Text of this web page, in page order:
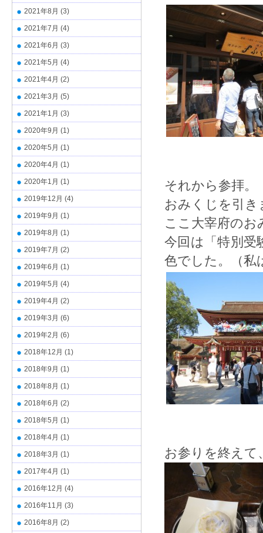
それから参拝。
おみくじを引
ここ大宰府の
今回は「特別受
色でした。（
お参りを終えて
2021年8月 (3)
2021年7月 (4)
2021年6月 (3)
2021年5月 (4)
2021年4月 (2)
2021年3月 (5)
2021年1月 (3)
2020年9月 (1)
2020年5月 (1)
2020年4月 (1)
2020年1月 (1)
2019年12月 (4)
2019年9月 (1)
2019年8月 (1)
2019年7月 (2)
2019年6月 (1)
2019年5月 (4)
2019年4月 (2)
2019年3月 (6)
2019年2月 (6)
2018年12月 (1)
2018年9月 (1)
2018年8月 (1)
2018年6月 (2)
2018年5月 (1)
2018年4月 (1)
2018年3月 (1)
2017年4月 (1)
2016年12月 (4)
2016年11月 (3)
2016年8月 (2)